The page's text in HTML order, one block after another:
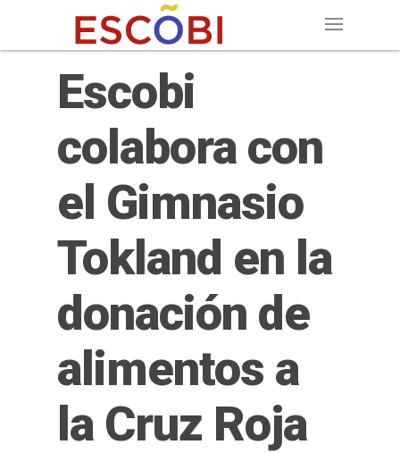
Escobi
colabora con
el Gimnasio
Tokland en la
donación de
alimentos a
la Cruz Roja